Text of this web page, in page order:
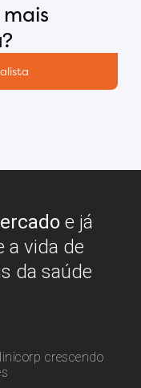
?
e já
a vida de
da saúde
crescendo